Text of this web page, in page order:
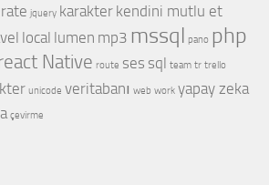
jquery karakter kendini mutlu et
local lumen mp3 mssql pano php
Native route ses sql team tr trello
unicode veritabanı web work yapay zeka
çevirme